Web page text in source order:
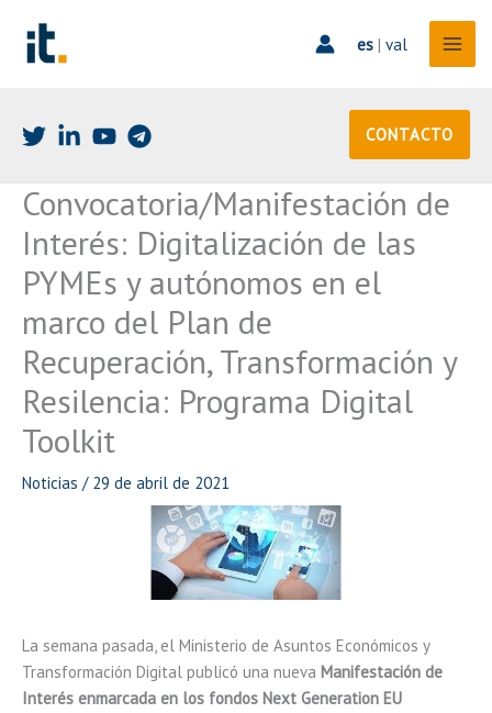
contenido
es| val
CONTACTO
Convocatoria/Manifestación de
Interés: Digitalización de las
PYMEs y autónomos en el
marco del Plan de
Recuperación, Transformación y
Resilencia: Programa Digital
Toolkit
Noticias / 29 de abril de 2021
La semana pasada, el Ministerio de Asuntos Económicos y
Transformación Digital publicó una nueva Manifestación de
Interés enmarcada en los fondos Next Generation EU